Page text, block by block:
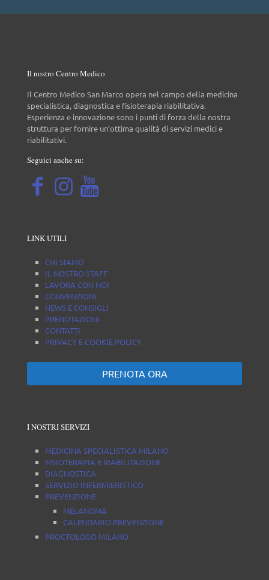
Il nostro Centro Medico
Il Centro Medico San Marco opera nel campo della medicina
specialistica, diagnostica e fisioterapia riabilitativa.
Esperienza e innovazione sono i punti di forza della nostra
struttura per fornire un’ottima qualità di servizi medici e
riabilitativi.
Seguici anche su:
LINK UTILI
CHI SIAMO
IL NOSTRO STAFF
LAVORA CON NOI
CONVENZIONI
NEWS E CONSIGLI
PRENOTAZIONI
CONTATTI
PRIVACY E COOKIE POLICY
PRENOTA ORA
I NOSTRI SERVIZI
MEDICINA SPECIALISTICA MILANO
FISIOTERAPIA E RIABILITAZIONE
DIAGNOSTICA
SERVIZIO INFERMIERISTICO
PREVENZIONE
MELANOMA
CALENDARIO PREVENZIONE
PROCTOLOGO MILANO